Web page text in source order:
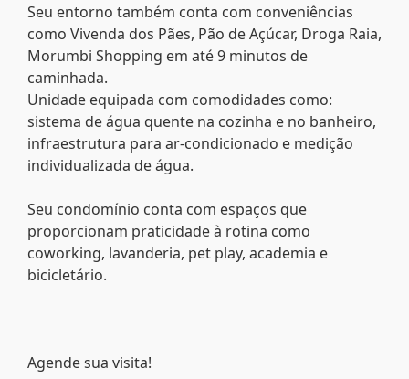
Seu entorno também conta com conveniências
como Vivenda dos Pães, Pão de Açúcar, Droga Raia,
Morumbi Shopping em até 9 minutos de
caminhada.
Unidade equipada com comodidades como:
sistema de água quente na cozinha e no banheiro,
infraestrutura para ar-condicionado e medição
individualizada de água.
Seu condomínio conta com espaços que
proporcionam praticidade à rotina como
coworking, lavanderia, pet play, academia e
bicicletário.
Agende sua visita!